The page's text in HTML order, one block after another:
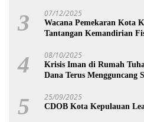
3 07/12/2025
Wacana Pemekaran Kota
Tantangan Kemandirian
4 08/10/2025
Krisis Iman di Rumah
Dana Terus Mengguncang
5 25/09/2025
CDOB Kota Kepulauan